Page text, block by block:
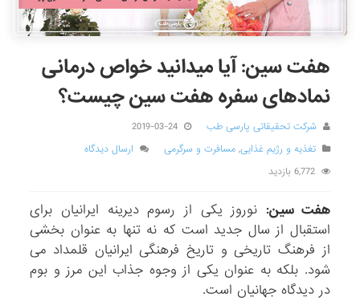
هفت سین: آیا میدانید خواص درمانی
نمادهای سفره هفت سین چیست؟
شرکت تحقیقاتی پارسی طب
2019-03-24
تغذیه و رژیم غذایی,مسافرت و سرگرمی
ارسال دیدگاه
6,772 بازدید
هفت سین: نوروز یکی از رسوم دیرینه ایرانیان برای
استقبال از سال جدید است که نه تنها به عنوان بخشی
از فرهنگ تاریخی و تاریخ فرهنگی ایرانیان قلمداد می
شود. بلکه به عنوان یکی از وجوه جذاب این مرز و بوم
در دیدگاه جهانیان است.